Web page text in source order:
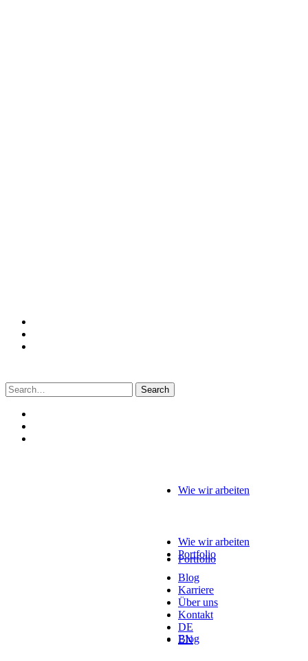
Search
for:
Wie wir arbeiten
Portfolio
Blog
Wie wir arbeiten
Portfolio
Blog
Karriere
Über uns
Kontakt
DE
EN